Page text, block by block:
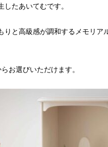
たあいてむです。
と高級感が調和するメモリア
お選びいただけます。